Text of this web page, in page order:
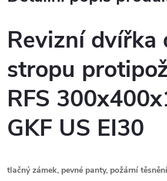
Revizní dvířka
stropu
RFS
GKF US EI30
tlačný zámek, pevné panty, požární